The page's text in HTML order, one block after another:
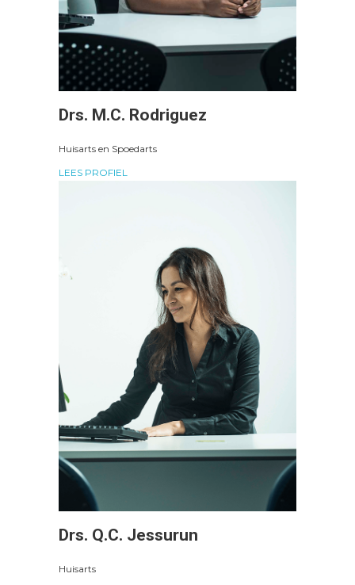
Drs. M.C. Rodriguez
Huisarts en Spoedarts
LEES PROFIEL
Drs. Q.C. Jessurun
Huisarts